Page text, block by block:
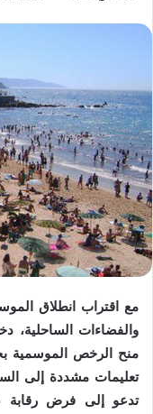
مع اقتراب انطلاق
والفضاءات الساحلية،
منح الرخص الموسمية
تعليمات مشددة إلى
تدعو إلى فرض رقابة